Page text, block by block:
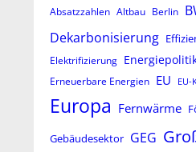
Absatzzahlen Altbau Berlin
Dekarbonisierung
Elektrifizierung
Erneuerbare Energien EU EU-
Europa Fernwärme
Gebäudesektor GEG